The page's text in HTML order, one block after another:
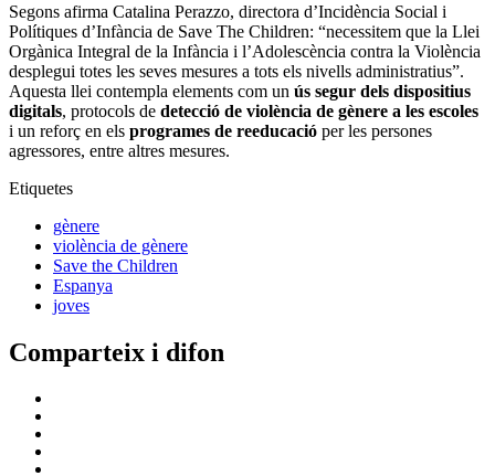
Segons afirma Catalina Perazzo, directora d’Incidència Social i
Polítiques d’Infància de Save The Children: “necessitem que la Llei
Orgànica Integral de la Infància i l’Adolescència contra la Violència
desplegui totes les seves mesures a tots els nivells administratius”.
Aquesta llei contempla elements com un ús segur dels dispositius
digitals, protocols de detecció de violència de gènere a les escoles
i un reforç en els programes de reeducació per les persones
agressores, entre altres mesures.
Etiquetes
gènere
violència de gènere
Save the Children
Espanya
joves
Comparteix i difon